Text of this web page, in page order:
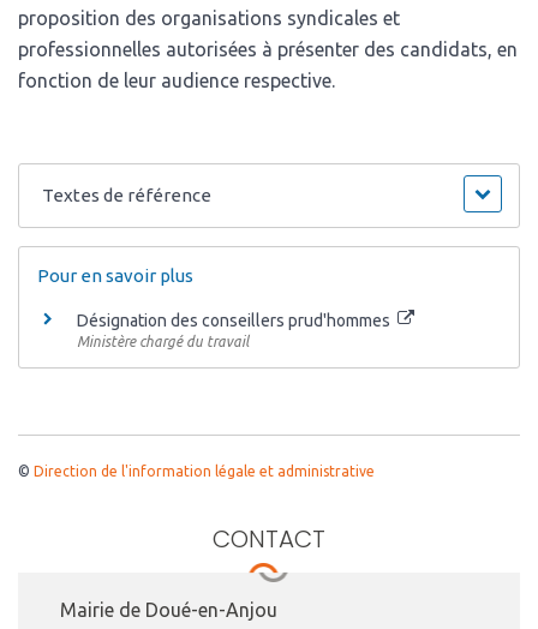
proposition des organisations syndicales et
professionnelles autorisées à présenter des candidats, en
fonction de leur audience respective.
Textes de référence
Pour en savoir plus
Désignation des conseillers prud'hommes
Ministère chargé du travail
© Direction de l'information légale et administrative
CONTACT
Mairie de Doué-en-Anjou